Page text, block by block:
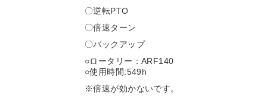
〇逆転PTO
〇倍速ターン
〇バックアップ
○ロータリー：ARF140
○使用時間:549h
※倍速が効かないです。